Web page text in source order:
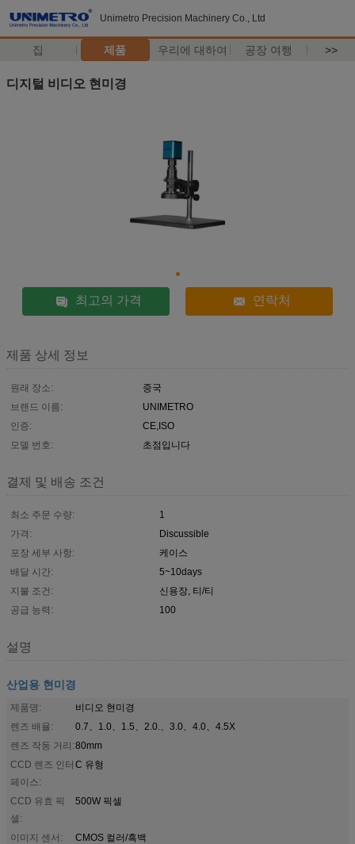
Unimetro Precision Machinery Co., Ltd
집 제품 우리에 대하여 공장 여행 >>
디지털 비디오 현미경
최고의 가격 연락처
제품 상세 정보
원래 장소:
중국
브랜드 이름:
UNIMETRO
인증:
CE,ISO
모델 번호:
초점입니다
결제 및 배송 조건
최소 주문 수량:
1
가격:
Discussible
포장 세부 사항:
케이스
배달 시간:
5~10days
지불 조건:
신용장, 티/티
공급 능력:
100
설명
산업용 현미경
제품명:
비디오 현미경
렌즈 배율:
0.7、1.0、1.5、2.0.、3.0、4.0、4.5X
렌즈 작동 거리:80mm
CCD 렌즈 인터
페이스:
C 유형
CCD 유효 픽
셀:
500W 픽셀
이미지 센서:
CMOS 컬러/흑백